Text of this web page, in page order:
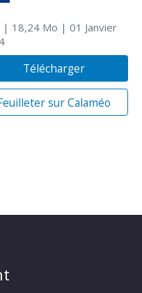
| 18,24 Mo | 01 Janvier
Télécharger
sur Calaméo